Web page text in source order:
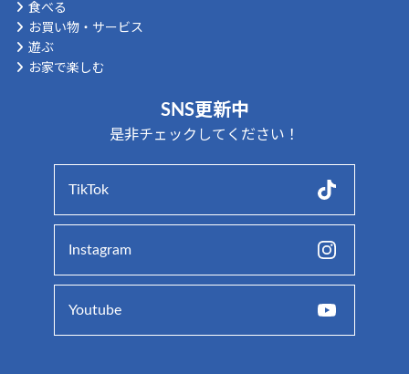
食べる
お買い物・サービス
遊ぶ
お家で楽しむ
SNS更新中
是非チェックしてください！
TikTok
Instagram
Youtube